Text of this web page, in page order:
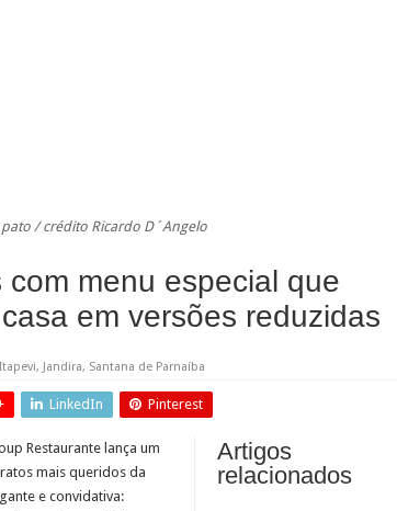
/ crédito Ricardo D´Angelo
menu especial que
em versões reduzidas
Itapevi, Jandira, Santana de Parnaíba
LinkedIn Pinterest
Artigos
relacionados
Restaurante lança um
mais queridos da
e convidativa: